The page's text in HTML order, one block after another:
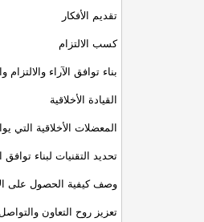
تقديم الأفكار
كسب الالتزام
بناء توافق الآراء والالتزام
القيادة الأخلاقية
المعضلات الأخلاقية التي
تحديد التقنيات لبناء توافق
وصف كيفية الحصول على
تعزيز روح التعاون